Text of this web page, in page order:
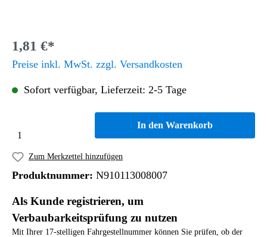
1,81 €*
Preise inkl. MwSt. zzgl. Versandkosten
Sofort verfügbar, Lieferzeit: 2-5 Tage
In den Warenkorb
Zum Merkzettel hinzufügen
Produktnummer: N910113008007
Als Kunde registrieren, um
Verbaubarkeitsprüfung zu nutzen
Mit Ihrer 17-stelligen Fahrgestellnummer können Sie prüfen, ob der